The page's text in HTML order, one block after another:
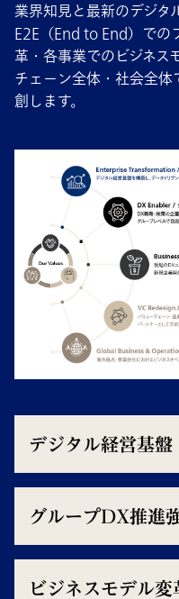
業界知見と最新のデジタ
E2E（End to End）での
革・各事業でのビジネス
チェーン全体・社会全
創します。
デジタル経営基盤
グループDX推進
ビジネスモデル変